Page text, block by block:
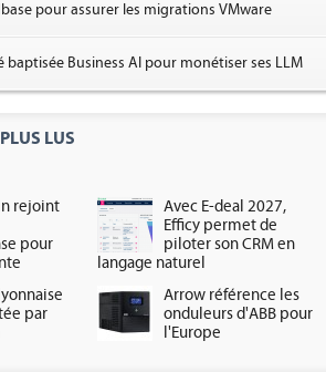
pour assurer les migrations VMware
baptisée Business AI pour monétiser ses LLM
LUS
rejoint
pour
Avec E-deal 2027,
Efficy permet de
piloter son CRM en
langage naturel
par
Arrow référence les
onduleurs d'ABB pour
l'Europe